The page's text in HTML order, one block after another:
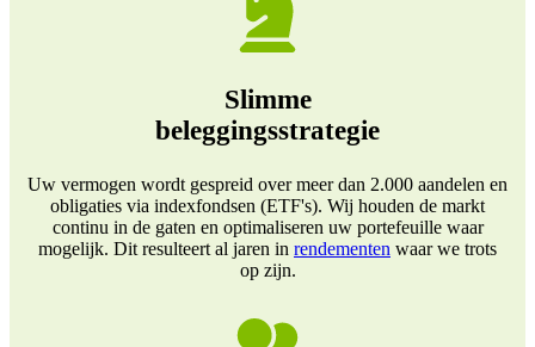
Slimme
beleggingsstrategie
Uw vermogen wordt gespreid over meer dan 2.000 aandelen en
obligaties via indexfondsen (ETF's). Wij houden de markt
continu in de gaten en optimaliseren uw portefeuille waar
mogelijk. Dit resulteert al jaren in rendementen waar we trots
op zijn.